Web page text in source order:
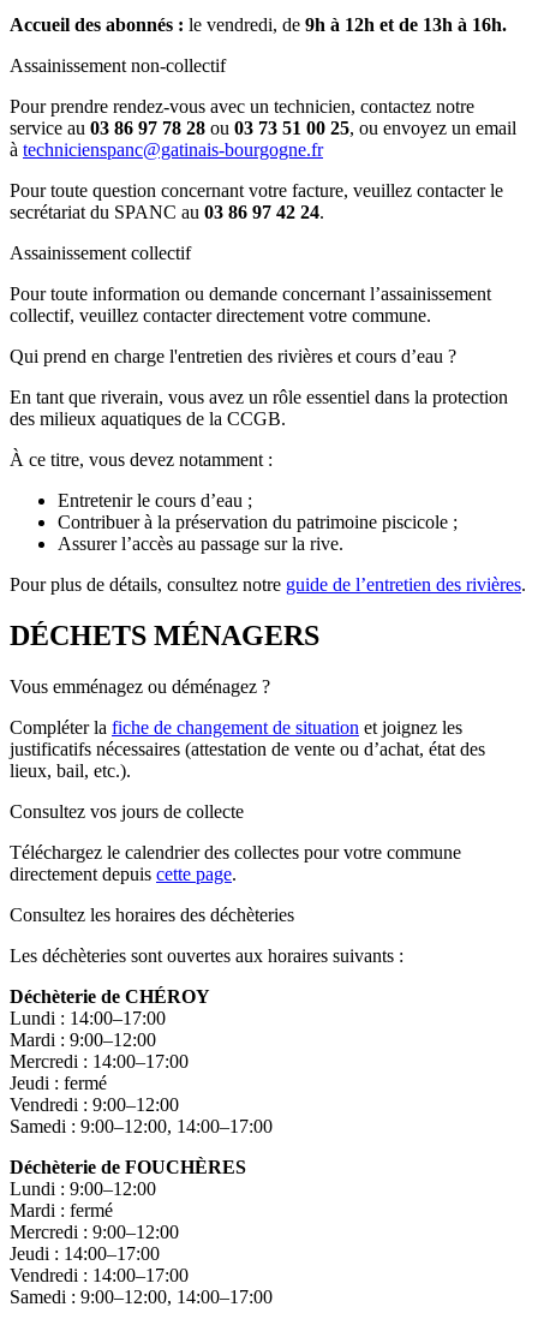
Accueil des abonnés : le vendredi, de 9h à 12h et de 13h à 16h.
Assainissement non-collectif
Pour prendre rendez-vous avec un technicien, contactez notre
service au 03 86 97 78 28 ou 03 73 51 00 25, ou envoyez un email
à technicienspanc@gatinais-bourgogne.fr
Pour toute question concernant votre facture, veuillez contacter le
secrétariat du SPANC au 03 86 97 42 24.
Assainissement collectif
Pour toute information ou demande concernant l’assainissement
collectif, veuillez contacter directement votre commune.
Qui prend en charge l'entretien des rivières et cours d’eau ?
En tant que riverain, vous avez un rôle essentiel dans la protection
des milieux aquatiques de la CCGB.
À ce titre, vous devez notamment :
Entretenir le cours d’eau ;
Contribuer à la préservation du patrimoine piscicole ;
Assurer l’accès au passage sur la rive.
Pour plus de détails, consultez notre guide de l’entretien des rivières.
DÉCHETS MÉNAGERS
Vous emménagez ou déménagez ?
Compléter la fiche de changement de situation et joignez les
justificatifs nécessaires (attestation de vente ou d’achat, état des
lieux, bail, etc.).
Consultez vos jours de collecte
Téléchargez le calendrier des collectes pour votre commune
directement depuis cette page.
Consultez les horaires des déchèteries
Les déchèteries sont ouvertes aux horaires suivants :
Déchèterie de CHÉROY
Lundi : 14:00–17:00
Mardi : 9:00–12:00
Mercredi : 14:00–17:00
Jeudi : fermé
Vendredi : 9:00–12:00
Samedi : 9:00–12:00, 14:00–17:00
Déchèterie de FOUCHÈRES
Lundi : 9:00–12:00
Mardi : fermé
Mercredi : 9:00–12:00
Jeudi : 14:00–17:00
Vendredi : 14:00–17:00
Samedi : 9:00–12:00, 14:00–17:00